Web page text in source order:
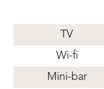
TV
Wi-fi
Mini-bar